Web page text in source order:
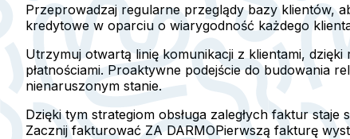
Przeprowadzaj regularne przeglądy bazy klientów,
kredytowe w oparciu o wiarygodność każdego
Utrzymuj otwartą linię komunikacji z klientami,
płatnościami. Proaktywne podejście do budowania
nienaruszonym stanie.
Dzięki tym strategiom obsługa zaległych faktur
Zacznij fakturować ZA DARMOPierwszą fakturę